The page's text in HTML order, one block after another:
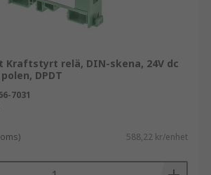
Kraftstyrt relä, DIN-skena, 24V dc
DPDT
7031
588,22 kr/enhet